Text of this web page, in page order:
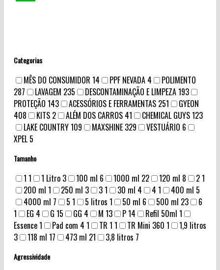
Categorias
MÊS DO CONSUMIDOR 14 PPF NEVADA 4
POLIMENTO
287
LAVAGEM 235 DESCONTAMINAÇÃO E LIMPEZA193
PROTEÇÃO 143 ACESSÓRIOS E FERRAMENTAS 251
GYEON
408
KITS 2 ALÉM DOS CARROS 41 CHEMICAL GUYS123
LAKE COUNTRY109 MAXSHINE 329 VESTUÁRIO 6
XPEL 5
Tamanho
1 1 1 Litro 3 100 ml 6 1000 ml 22 120 ml 8 21
200 ml 1 250 ml 3 31 30 ml 4 4 1 400 ml 5
4000 ml 7 5 1 5 litros 1 50 ml 6 500 ml 23
6
1
EG 4 G 15 GG 4 M 13 P14 Refil 50ml 1
Essence1 Pad com 4 1 TR 1 1 TR Mini 360 1
1,9 litros
3
118 ml 17 473 ml 21 3,8 litros 7
Agressividade